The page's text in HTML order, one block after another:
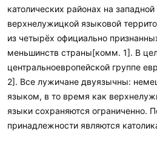
католических районах на
верхнелужицкой языковой
из четырёх официально
меньшинств страны[комм. 1]. В
центральноевропейской группе
2]. Все лужичане двуязычны:
языком, в то время как
языки сохраняются ограниченно.
принадлежности являются